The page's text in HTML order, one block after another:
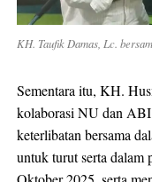
KH. Taufik Damas, Lc.
Sementara itu, KH.
kolaborasi NU dan
keterlibatan bersama
untuk turut serta dalam